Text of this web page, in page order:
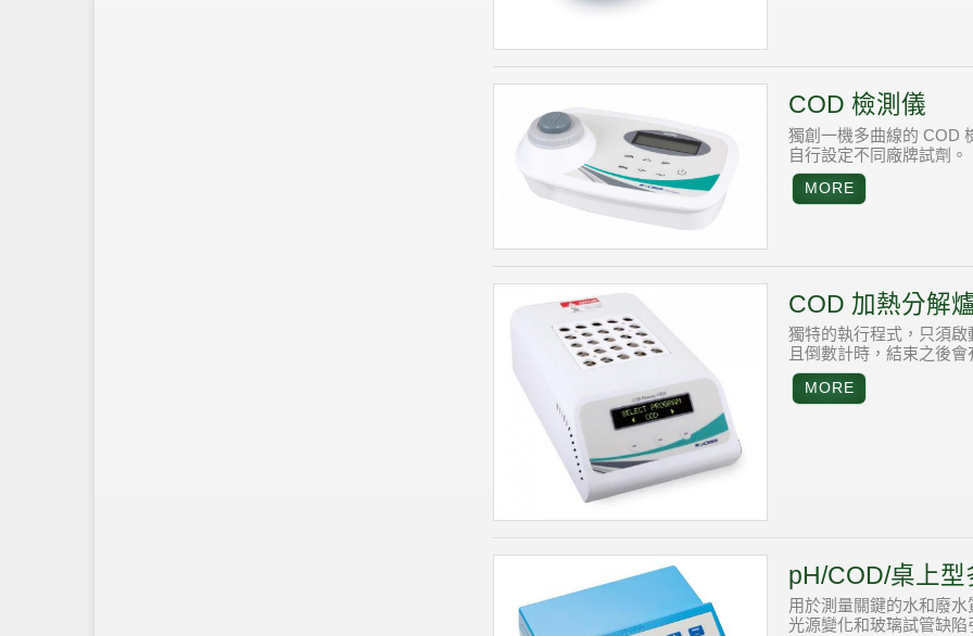
COD 檢測儀
獨創一機多曲線的 COD
自行設定不同廠牌試劑。
COD 加熱分解
獨特的執行程式，只須
且倒數計時，結束之後
pH/COD/桌上
用於測量關鍵的水和廢
光源變化和玻璃試管缺